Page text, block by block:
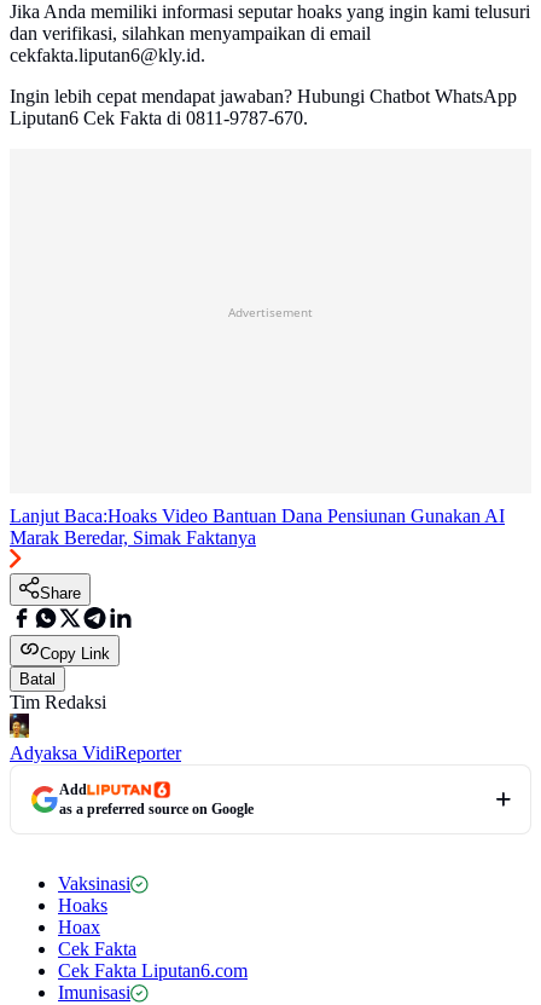
Jika Anda memiliki informasi seputar hoaks yang ingin kami telusuri
dan verifikasi, silahkan menyampaikan di email
cekfakta.liputan6@kly.id.
Ingin lebih cepat mendapat jawaban? Hubungi Chatbot WhatsApp
Liputan6 Cek Fakta di 0811-9787-670.
Advertisement
Lanjut Baca:Hoaks Video Bantuan Dana Pensiunan Gunakan AI
Marak Beredar, Simak Faktanya
Share
Copy Link
Batal
Tim Redaksi
Adyaksa VidiReporter
Add
as a preferred source on Google
Vaksinasi
Hoaks
Hoax
Cek Fakta
Cek Fakta Liputan6.com
Imunisasi